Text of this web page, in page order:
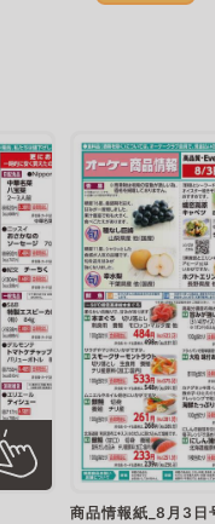
商品情報紙_8月3